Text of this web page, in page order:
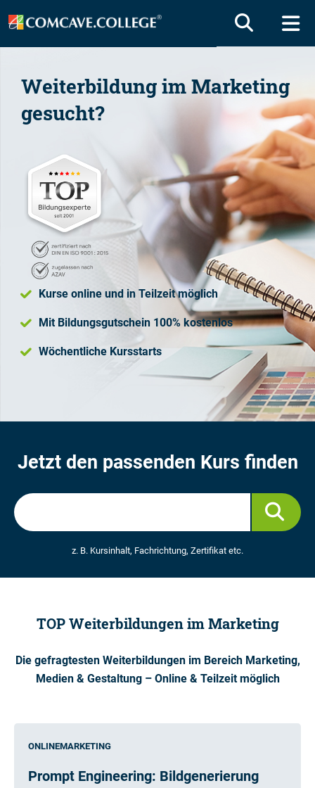
Weiterbildungim Marketing
gesucht?
Kurse online und in Teilzeit möglich
Mit Bildungsgutschein 100% kostenlos
Wöchentliche Kursstarts
Jetzt den passenden Kurs finden
z. B. Kursinhalt, Fachrichtung, Zertifikat etc.
TOP Weiterbildungen im Marketing
Die gefragtesten Weiterbildungen im Bereich Marketing,
Medien & Gestaltung – Online & Teilzeit möglich
ONLINEMARKETING
Prompt Engineering: Bildgenerierung